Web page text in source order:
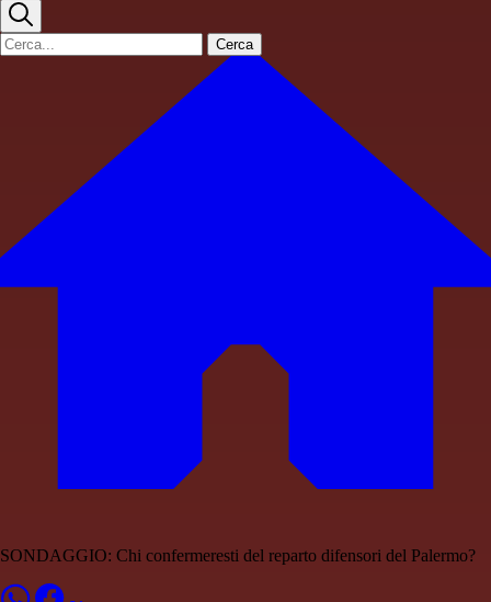
Cerca
SONDAGGIO: Chi confermeresti del reparto difensori del Palermo?